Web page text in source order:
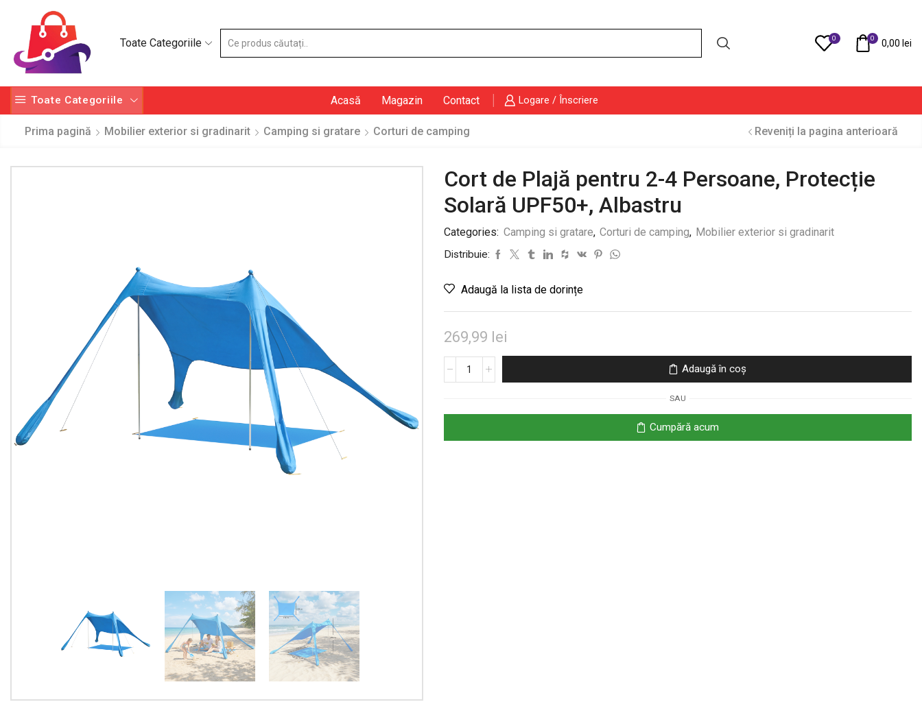
Toate Categoriile 0 0 0,00 lei
Toate Categoriile Acasă Magazin Contact Logare / Înscriere
Prima pagină Mobilier exterior si gradinarit Camping si gratare Corturi de camping Reveniți la pagina anterioară
Cort de Plajă pentru 2-4 Persoane, Protecție
Solară UPF50+, Albastru
Categories: Camping si gratare, Corturi de camping, Mobilier exterior si gradinarit
Distribuie:
Adaugă la lista de dorințe
269,99 lei
Cantitate
2-
Adaugă în coș
SAU
Cumpără acum